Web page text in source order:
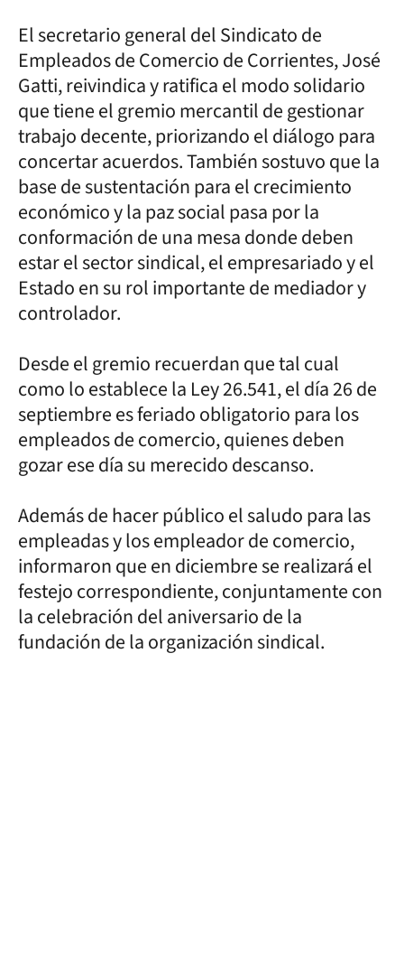
El secretario general del Sindicato de
Empleados de Comercio de Corrientes, José
Gatti, reivindica y ratifica el modo solidario
que tiene el gremio mercantil de gestionar
trabajo decente, priorizando el diálogo para
concertar acuerdos. También sostuvo que la
base de sustentación para el crecimiento
económico y la paz social pasa por la
conformación de una mesa donde deben
estar el sector sindical, el empresariado y el
Estado en su rol importante de mediador y
controlador.
Desde el gremio recuerdan que tal cual
como lo establece la Ley 26.541, el día 26 de
septiembre es feriado obligatorio para los
empleados de comercio, quienes deben
gozar ese día su merecido descanso.
Además de hacer público el saludo para las
empleadas y los empleador de comercio,
informaron que en diciembre se realizará el
festejo correspondiente, conjuntamente con
la celebración del aniversario de la
fundación de la organización sindical.